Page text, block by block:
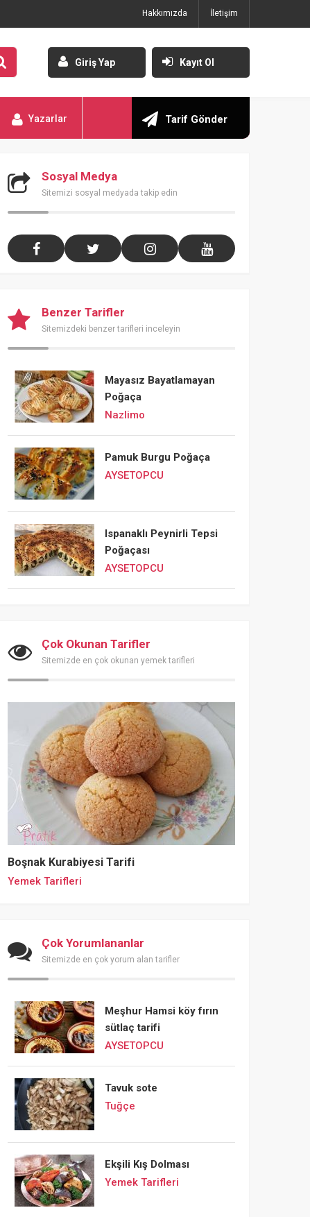
Hakkımızda İletişim
Giriş Yap Kayıt Ol
Yazarlar Tarif Gönder
Sosyal Medya
Sitemizi sosyal medyada takip edin
Benzer Tarifler
Sitemizdeki benzer tarifleri inceleyin
Mayasız Bayatlamayan
Poğaça
Nazlimo
Pamuk Burgu Poğaça
AYSETOPCU
Ispanaklı Peynirli Tepsi
Poğaçası
AYSETOPCU
Çok Okunan Tarifler
Sitemizde en çok okunan yemek tarifleri
Boşnak Kurabiyesi Tarifi
Yemek Tarifleri
Çok Yorumlananlar
Sitemizde en çok yorum alan tarifler
Meşhur Hamsi köy fırın
sütlaç tarifi
AYSETOPCU
Tavuk sote
Tuğçe
Ekşili Kış Dolması
Yemek Tarifleri